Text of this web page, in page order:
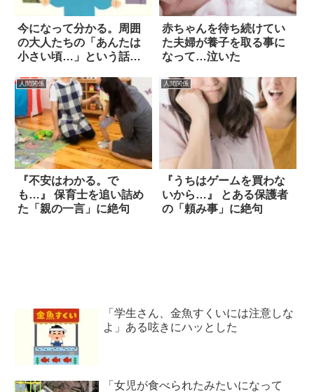
今になって分かる。周囲
の大人たちの「あんたは
小さい頃…」という話
赤ちゃんを待ち続けてい
た夫婦が養子を取る事に
なって…泣いた
人間関係
『不安はわかる。で
も…』 保育士を追い詰め
た「親の一言」に絶句
人間関係
『うちはゲームを買わな
いから…』 とある保護者
の「頼み事」に絶句
「学生さん、金魚すくいには注意しな
よ」ある呟きにハッとした
「女児が食べられたみたいになって